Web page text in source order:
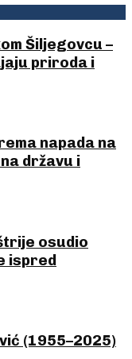
Šiljegovcu –
priroda i
napada na
državu i
osudio
ispred
(1955–2025)